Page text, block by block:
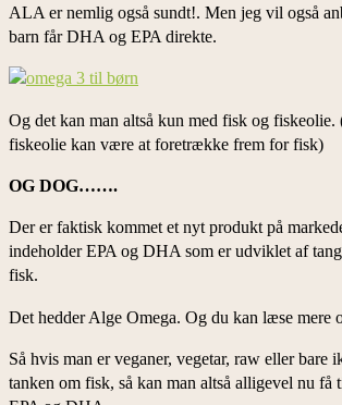
ALA er nemlig også sundt!. Men jeg vil også
barn får DHA og EPA direkte.
Og det kan man altså kun med fisk og fiskeolie.
fiskeolie kan være at foretrække frem for fisk)
OG DOG…….
Der er faktisk kommet et nyt produkt på
indeholder EPA og DHA som er udviklet af
fisk.
Det hedder Alge Omega. Og du kan læse mere
Så hvis man er veganer, vegetar, raw eller bare
tanken om fisk, så kan man altså alligevel nu